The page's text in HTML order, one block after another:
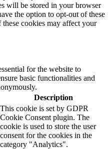
will be stored in your browser
the option to opt-out of these
cookies may affect your
for the website to
basic functionalities and
Description
This cookie is set by GDPR
Cookie Consent plugin. The
cookie is used to store the user
consent for the cookies in the
category "Analytics".